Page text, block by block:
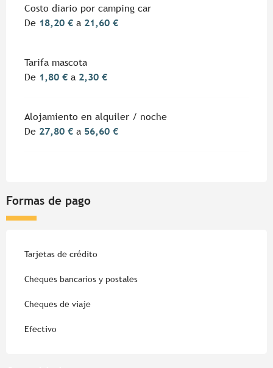
Costo diario por camping car
De 18,20 € a 21,60 €
Tarifa mascota
De 1,80 € a 2,30 €
Alojamiento en alquiler / noche
De 27,80 € a 56,60 €
Formas de pago
Tarjetas de crédito
Cheques bancarios y postales
Cheques de viaje
Efectivo